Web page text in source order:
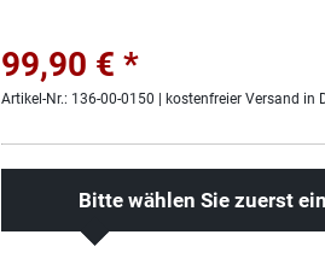
99,90 € *
Artikel-Nr.: 136-00-0150 | kostenfreier Versand in
Bitte wählen Sie zuerst